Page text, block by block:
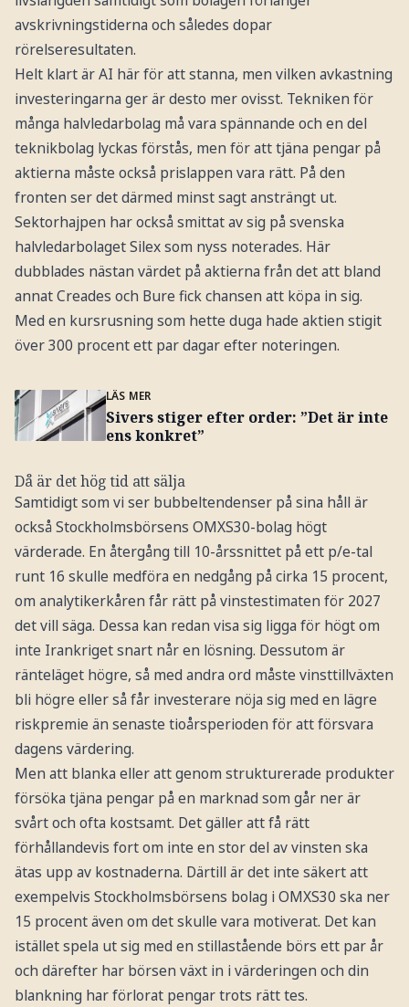
avskrivningstiderna och således dopar
rörelseresultaten.
Helt klart är AI här för att stanna, men vilken avkastning
investeringarna ger är desto mer ovisst. Tekniken för
många halvledarbolag må vara spännande och en del
teknikbolag lyckas förstås, men för att tjäna pengar på
aktierna måste också prislappen vara rätt. På den
fronten ser det därmed minst sagt ansträngt ut.
Sektorhajpen har också smittat av sig på svenska
halvledarbolaget Silex som nyss noterades. Här
dubblades nästan värdet på aktierna från det att bland
annat Creades och Bure fick chansen att köpa in sig.
Med en kursrusning som hette duga hade aktien stigit
över 300 procent ett par dagar efter noteringen.
LÄS MER
Sivers stiger efter order: ”Det är inte
ens konkret”
Då är det hög tid att sälja
Samtidigt som vi ser bubbeltendenser på sina håll är
också Stockholmsbörsens OMXS30-bolag högt
värderade. En återgång till 10-årssnittet på ett p/e-tal
runt 16 skulle medföra en nedgång på cirka 15 procent,
om analytikerkåren får rätt på vinstestimaten för 2027
det vill säga. Dessa kan redan visa sig ligga för högt om
inte Irankriget snart når en lösning. Dessutom är
ränteläget högre, så med andra ord måste vinsttillväxten
bli högre eller så får investerare nöja sig med en lägre
riskpremie än senaste tioårsperioden för att försvara
dagens värdering.
Men att blanka eller att genom strukturerade produkter
försöka tjäna pengar på en marknad som går ner är
svårt och ofta kostsamt. Det gäller att få rätt
förhållandevis fort om inte en stor del av vinsten ska
ätas upp av kostnaderna. Därtill är det inte säkert att
exempelvis Stockholmsbörsens bolag i OMXS30 ska ner
15 procent även om det skulle vara motiverat. Det kan
istället spela ut sig med en stillastående börs ett par år
och därefter har börsen växt in i värderingen och din
blankning har förlorat pengar trots rätt tes.